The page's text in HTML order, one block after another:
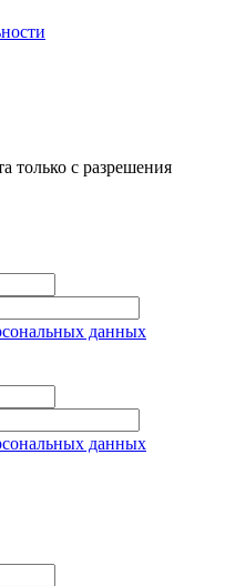
только с разрешения
данных
данных